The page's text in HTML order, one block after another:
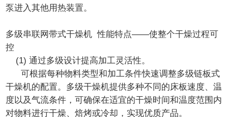
泵进入其他用热装置。
多级串联网带式干燥机 性能特点——使整个干燥过程可
控
(1) 通过多级设计提高加工灵活性。
可根据每种物料类型和加工条件快速调整多级链板式
干燥机的配置。多级干燥机提供多种不同的床板速度、温
度以及气流条件，可确保在适宜的干燥时间和温度范围内
对物料进行干燥、焙烤或冷却，实现优质产品。